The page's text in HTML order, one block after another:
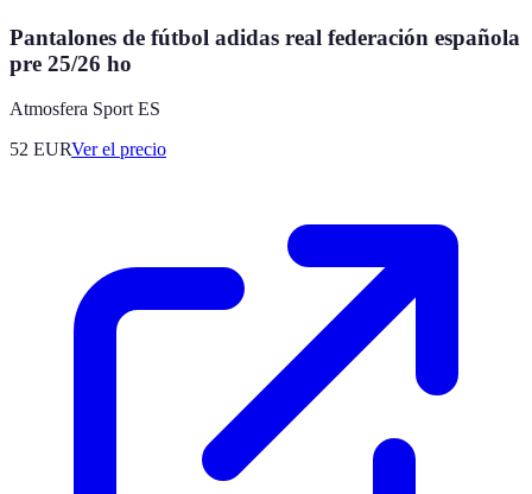
Pantalones de fútbol adidas real federación española
pre 25/26 ho
Atmosfera Sport ES
52 EURVer el precio